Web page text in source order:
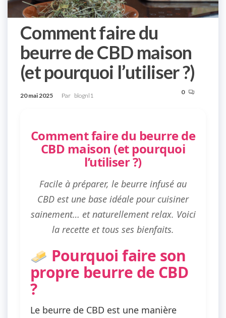
Comment faire du
beurre de CBD maison
(et pourquoi l’utiliser ?)
20 mai 2025 Par blognl1 0
Comment faire du beurre de
CBD maison (et pourquoi
l’utiliser ?)
Facile à préparer, le beurre infusé au
CBD est une base idéale pour cuisiner
sainement… et naturellement relax. Voici
la recette et tous ses bienfaits.
Pourquoi faire son
propre beurre de CBD
?
Le beurre de CBD est une manière